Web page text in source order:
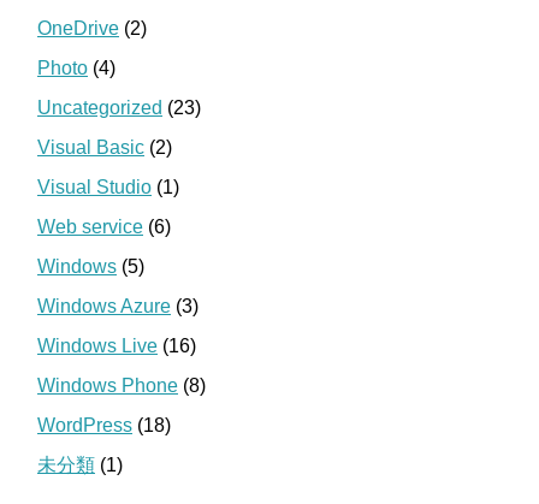
OneDrive (2)
Photo (4)
Uncategorized (23)
Visual Basic (2)
Visual Studio (1)
Web service (6)
Windows (5)
Windows Azure (3)
Windows Live (16)
Windows Phone (8)
WordPress (18)
未分類 (1)